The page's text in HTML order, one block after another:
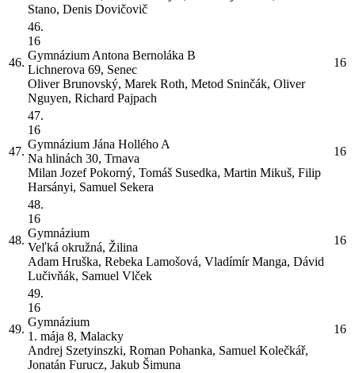
Stano, Denis Dovičovič
46.
46.
16
Gymnázium Antona Bernoláka B
Lichnerova 69, Senec
Oliver Brunovský, Marek Roth, Metod Sninčák, Oliver
Nguyen, Richard Pajpach
16
47.
47.
16
Gymnázium Jána Hollého A
Na hlinách 30, Trnava
Milan Jozef Pokorný, Tomáš Susedka, Martin Mikuš, Filip
Harsányi, Samuel Sekera
16
48.
48.
16
Gymnázium
Veľká okružná, Žilina
Adam Hruška, Rebeka Lamošová, Vladímír Manga, Dávid
Lučivňák, Samuel Vlček
16
49.
49.
16
Gymnázium
1. mája 8, Malacky
Andrej Szetyinszki, Roman Pohanka, Samuel Kolečkář,
Jonatán Furucz, Jakub Šimuna
16